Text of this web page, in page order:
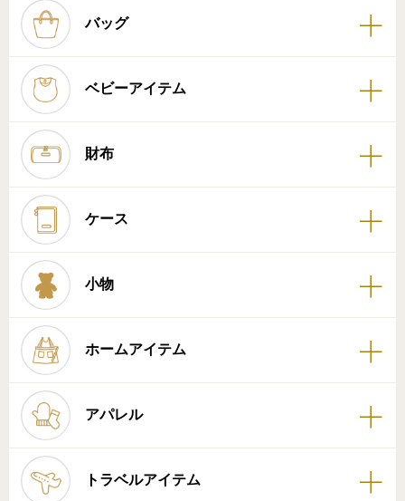
バッグ
ベビーアイテム
財布
ケース
小物
ホームアイテム
アパレル
トラベルアイテム